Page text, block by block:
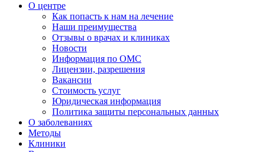
О центре
Как попасть к нам на лечение
Наши преимущества
Отзывы о врачах и клиниках
Новости
Информация по ОМС
Лицензии, разрешения
Вакансии
Стоимость услуг
Юридическая информация
Политика защиты персональных данных
О заболеваниях
Методы
Клиники